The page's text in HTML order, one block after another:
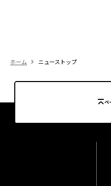
ホーム ニューストップ
ペ